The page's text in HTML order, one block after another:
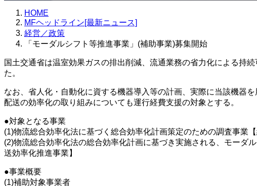
HOME
MFヘッドライン[最新ニュース]
経営／政策
「モーダルシフト等推進事業」(補助事業)募集開始
国土交通省は温室効果ガスの排出削減、流通業務の省力化による持
た。
なお、省人化・自動化に資する機器導入等の計画、実際に当該機器
配送の効率化の取り組みについても運行経費支援の対象とする。
●対象となる事業
(1)物流総合効率化法に基づく総合効率化計画策定のための調査事業
(2)物流総合効率化法の総合効率化計画に基づき実施される、モーダ
送効率化推進事業】
●事業概要
(1)補助対象事業者